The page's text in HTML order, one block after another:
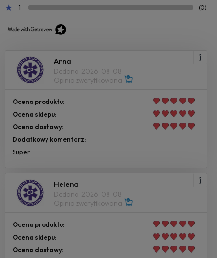
1 (0)
Anna
Dodano: 2026-08-08
Opinia zweryfikowana
Ocena produktu:
Ocena sklepu:
Ocena dostawy:
Dodatkowy komentarz:
Super
Helena
Dodano: 2026-08-08
Opinia zweryfikowana
Ocena produktu:
Ocena sklepu:
Ocena dostawy: